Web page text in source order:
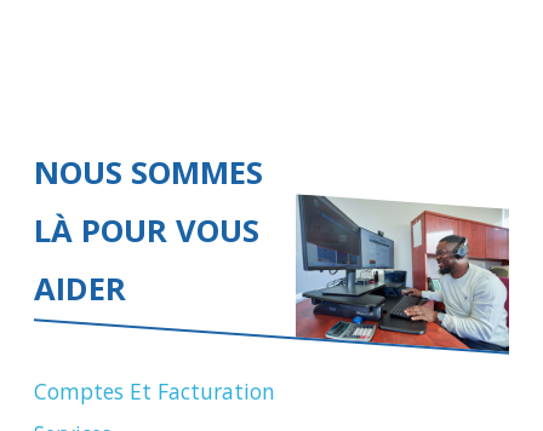
NOUS SOMMES
LÀ POUR VOUS
AIDER
Comptes Et Facturation